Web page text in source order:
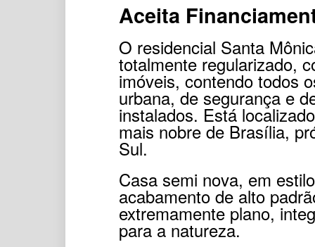
Aceita
O residencial Santa
totalmente regularizado,
imóveis, contendo todos
urbana, de segurança e
instalados. Está
mais nobre de Brasília,
Sul.
Casa semi nova, em
acabamento de alto
extremamente plano,
para a natureza.